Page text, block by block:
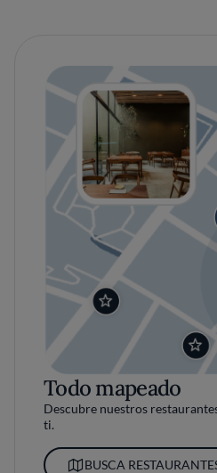
Todo mapeado
Descubre nuestros
ti.
BUSCA